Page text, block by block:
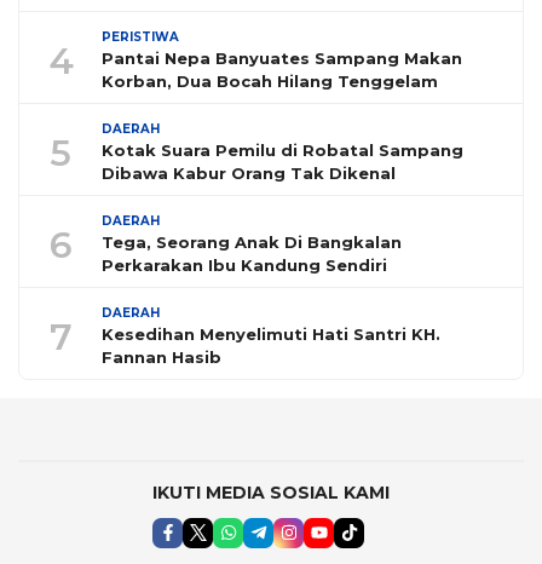
4
PERISTIWA
Pantai Nepa Banyuates Sampang Makan
Korban, Dua Bocah Hilang Tenggelam
5
DAERAH
Kotak Suara Pemilu di Robatal Sampang
Dibawa Kabur Orang Tak Dikenal
6
DAERAH
Tega, Seorang Anak Di Bangkalan
Perkarakan Ibu Kandung Sendiri
7
DAERAH
Kesedihan Menyelimuti Hati Santri KH.
Fannan Hasib
IKUTI MEDIA SOSIAL KAMI